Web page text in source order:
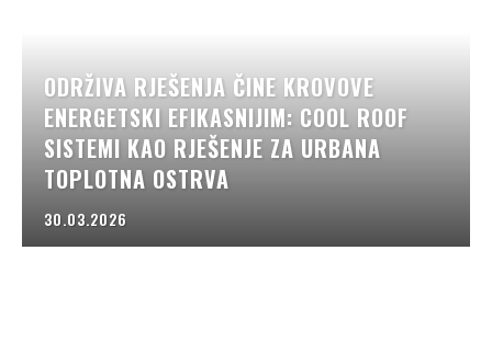
ODRŽIVA RJEŠENJA ČINE KROVOVE
ENERGETSKI EFIKASNIJIM: COOL ROOF
SISTEMI KAO RJEŠENJE ZA URBANA
TOPLOTNA OSTRVA
30.03.2026